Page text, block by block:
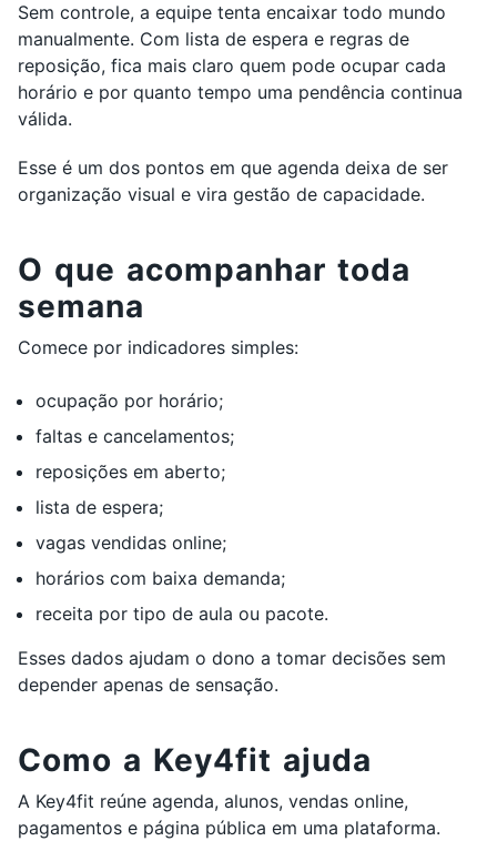
Sem controle, a equipe tenta encaixar todo mundo
manualmente. Com lista de espera e regras de
reposição, fica mais claro quem pode ocupar cada
horário e por quanto tempo uma pendência continua
válida.
Esse é um dos pontos em que agenda deixa de ser
organização visual e vira gestão de capacidade.
O que acompanhar toda
semana
Comece por indicadores simples:
ocupação por horário;
faltas e cancelamentos;
reposições em aberto;
lista de espera;
vagas vendidas online;
horários com baixa demanda;
receita por tipo de aula ou pacote.
Esses dados ajudam o dono a tomar decisões sem
depender apenas de sensação.
Como a Key4fit ajuda
A Key4fit reúne agenda, alunos, vendas online,
pagamentos e página pública em uma plataforma.